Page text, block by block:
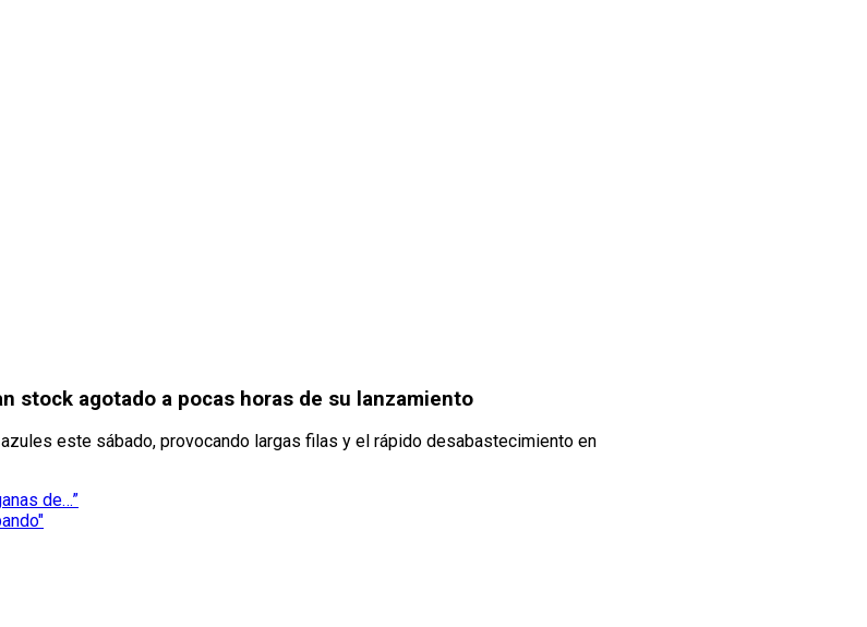
stock agotado a pocas horas de su lanzamiento
este sábado, provocando largas filas y el rápido desabastecimiento en
de…”